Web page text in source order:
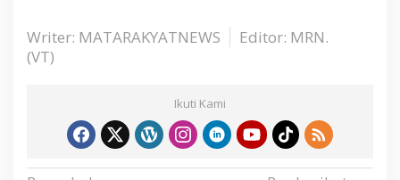
Writer: MATARAKYATNEWS
Editor: MRN.
(VT)
Ikuti Kami